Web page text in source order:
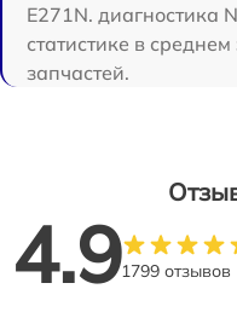
E271N. диагностика
статистике в
запчастей.
4.91799 отзывов